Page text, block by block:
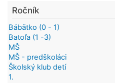
Ročník
Bábätko (0 - 1)
Batoľa (1 -3)
MŠ
MŠ - predškoláci
Školský klub detí
1.